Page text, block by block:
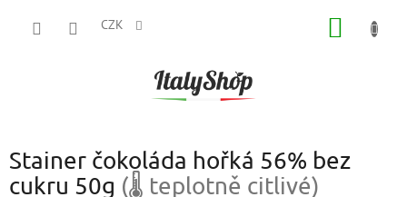
CZK
Stainer čokoláda hořká 56% bez
cukru 50g (🌡 teplotně citlivé)